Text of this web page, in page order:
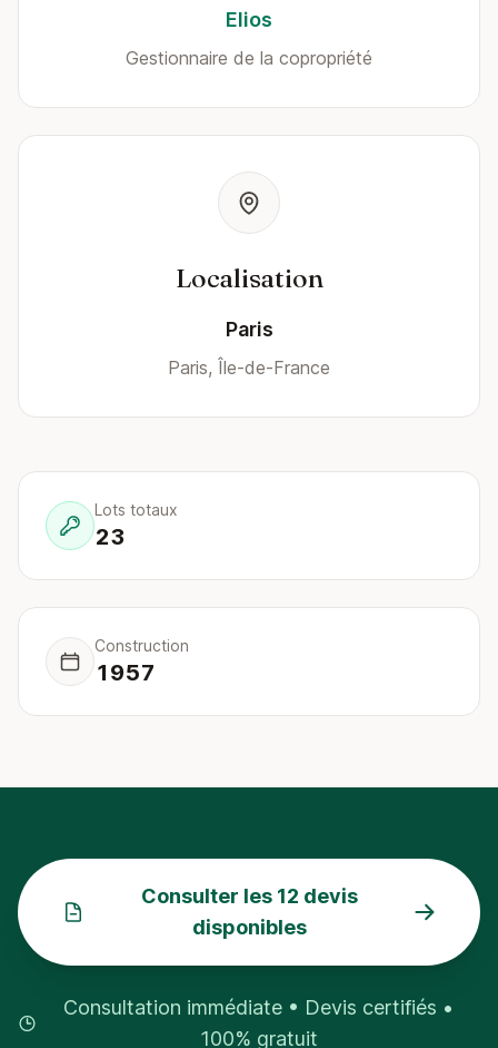
Elios
Gestionnaire de la copropriété
Localisation
Paris
Paris, Île-de-France
Lots totaux
23
Construction
1957
Consulter les 12 devis
disponibles
Consultation immédiate • Devis certifiés •
100% gratuit